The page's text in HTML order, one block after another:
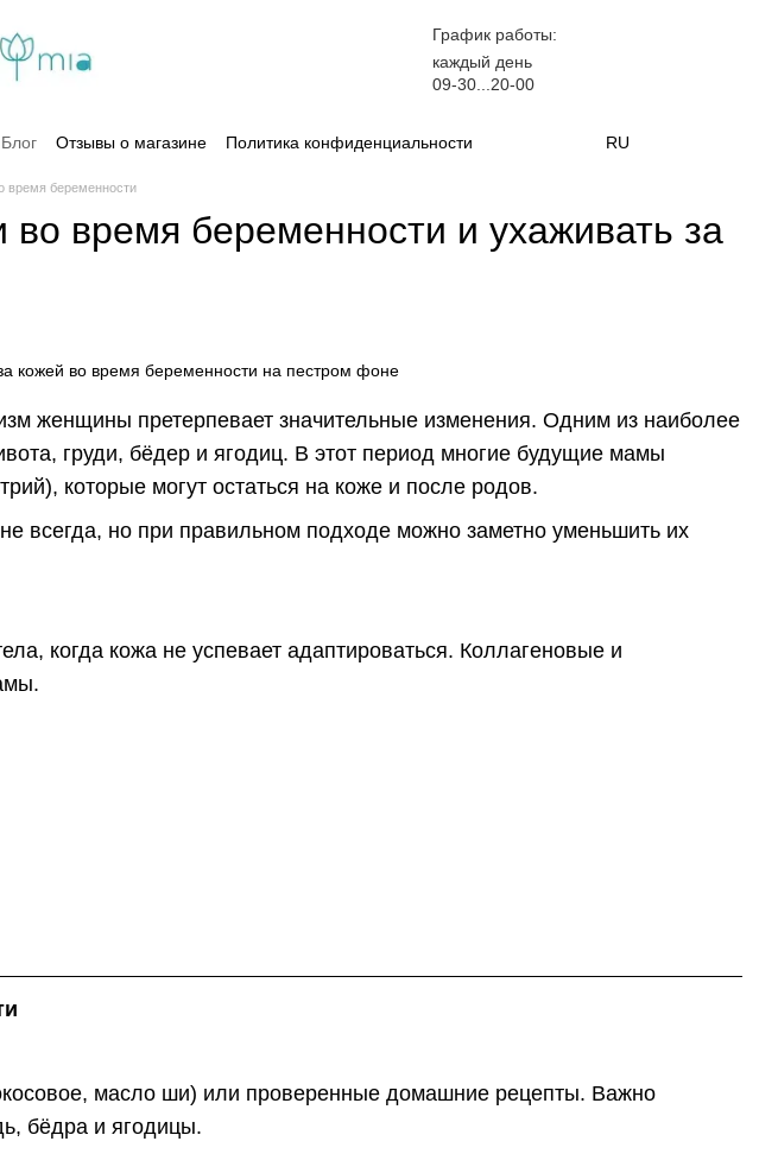
График работы:
каждый день
09-30...20-00
Отзывы о магазине Политика конфиденциальности RU
время беременности
во время беременности и ухаживать за
женщины претерпевает значительные изменения. Одним из наиболее
груди, бёдер и ягодиц. В этот период многие будущие мамы
которые могут остаться на коже и после родов.
всегда, но при правильном подходе можно заметно уменьшить их
когда кожа не успевает адаптироваться. Коллагеновые и
масло ши) или проверенные домашние рецепты. Важно
бёдра и ягодицы.